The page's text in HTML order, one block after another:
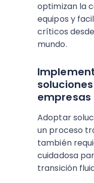
optimizan la
equipos y
críticos
mundo.
empresas
Adoptar
un proceso
también
cuidadosa
transición